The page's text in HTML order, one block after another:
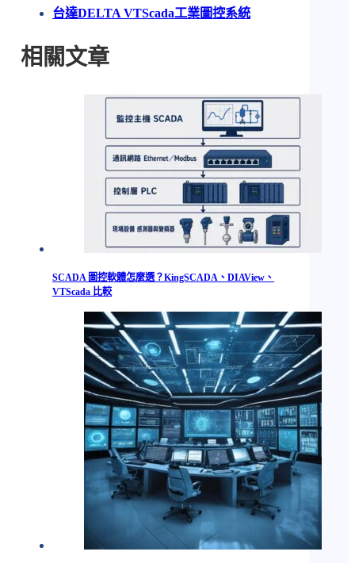
台達DELTA VTScada工業圖控系統
相關文章
SCADA 圖控軟體怎麼選？KingSCADA、DIAView、
VTScada 比較